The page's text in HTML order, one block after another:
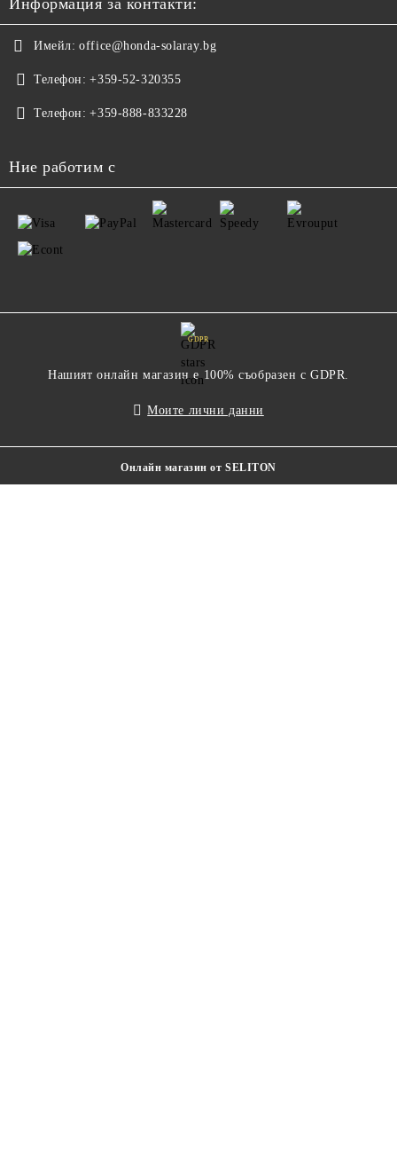
Имейл: office@honda-solaray.bg
Телефон: +359-52-320355
Телефон: +359-888-833228
Ние работим с
GDPR
Нашият онлайн магазин е 100% съобразен с GDPR.
Моите лични данни
Онлайн магазин от SELITON